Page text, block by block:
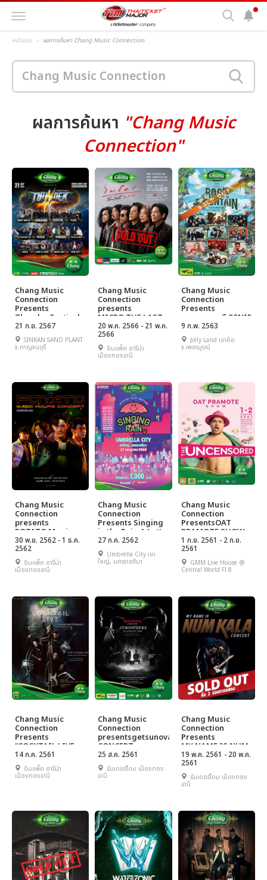
หน้าแรก ผลการค้นหา Chang Music Connection
ผลการค้นหา "Chang Music
Connection"
Chang Music
Connection
Presents
Thunder Festival
21 ก.ย. 2567
SINKAN SAND PLANT
จ.กาญจนบุรี
Chang Music
Connection
presents
MICRO THE LAST
ร็อค เล็ก เล็ก
20 พ.ค. 2566 - 21 พ.ค.
2566
อิมแพ็ค อารีน่า
เมืองทองธานี
Chang Music
Connection
Presents
เทศกาลดนตรี GENIE
FEST 2020 ตอน
Rock Mountain
9 ก.พ. 2563
Jolly Land เขาค้อ
จ.เพชรบูรณ์
Chang Music
Connection
presents
POTATO Magic
Hours Concert
#มันคือเรื่องจริง
30 พ.ย. 2562 - 1 ธ.ค.
2562
อิมแพ็ค อารีน่า
เมืองทองธานี
Chang Music
Connection
Presents Singing
in the Rain 4: Let's
Say Play Together
27 ก.ค. 2562
Umbrella City เขา
ใหญ่, นครราชสีมา
Chang Music
Connection
PresentsOAT
PRAMOTE SHOW
THE UNCENSORED
1 ก.ย. 2561 - 2 ก.ย.
2561
GMM Live House @
Central World Fl.8
Chang Music
Connection
Presents
“COCKTAIL LIVE
#เล่นด้วยหัวใจเสมอ
มา”
14 ก.ค. 2561
อิมแพ็ค อารีน่า
เมืองทองธานี
Chang Music
Connection
presentsgetsunova
CONCERT
ATMOSPHERE
25 ส.ค. 2561
ธันเดอร์โดม เมืองทอง
ธานี
Chang Music
Connection
Presents
MY NAME IS NUM
KALA CONCERT
19 พ.ค. 2561 - 20 พ.ค.
2561
ธันเดอร์โดม เมืองทอง
ธานี